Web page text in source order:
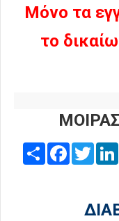
Μόνο τα
το
Share Facebook